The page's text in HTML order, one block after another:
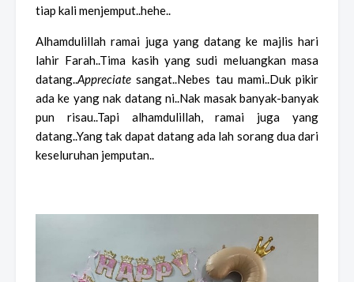
tiap kali menjemput..hehe..
Alhamdulillah ramai juga yang datang ke majlis hari
lahir Farah..Tima kasih yang sudi meluangkan masa
datang..Appreciate sangat..Nebes tau mami..Duk pikir
ada ke yang nak datang ni..Nak masak banyak-banyak
pun risau..Tapi alhamdulillah, ramai juga yang
datang..Yang tak dapat datang ada lah sorang dua dari
keseluruhan jemputan..